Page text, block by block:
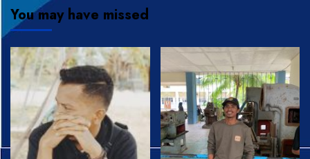
You may have missed